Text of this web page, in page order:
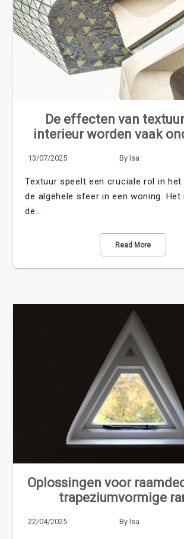
De effecten van
interieur worden vaak
13/07/2025 By Isa
Textuur speelt een cruciale rol in het
de algehele sfeer in een woning. Het
de…
Read More
Oplossingen voor
trapeziumvormige
22/04/2025 By Isa